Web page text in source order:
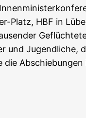
Platz, HBF in
und Jugendliche,
die